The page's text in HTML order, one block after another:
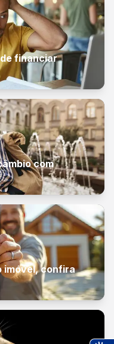
financiar
com
imóvel, confira